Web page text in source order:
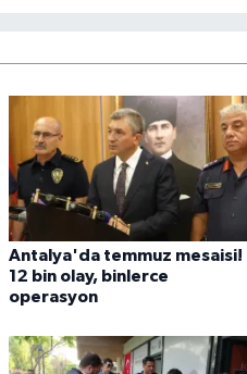
Antalya'da temmuz mesaisi!
12 bin olay, binlerce
operasyon